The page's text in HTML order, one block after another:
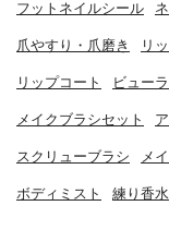
フットネイルシール
爪やすり・爪磨き リ
リップコート ビュー
メイクブラシセット
スクリューブラシ メ
ボディミスト 練り香水